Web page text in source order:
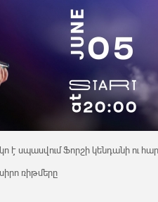
է սպասվում Ֆորշի կենդանի ու
ռիթմերը